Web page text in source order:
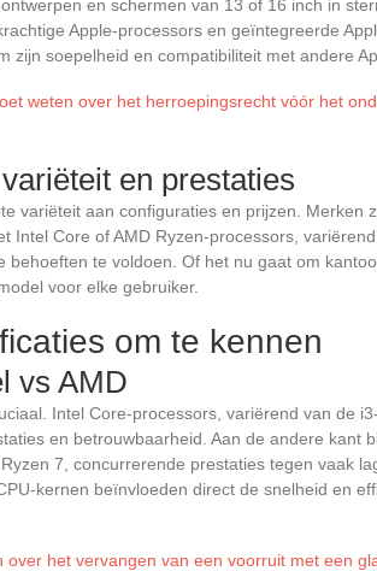
en schermen van 13 of 16 inch in
Apple-processors en geïntegreerde
zijn soepelheid en compatibiliteit met andere
weten over het herroepingsrecht vóór het
en prestaties
variëteit aan configuraties en prijzen. Merken
Intel Core of AMD Ryzen-processors,
behoeften te voldoen. Of het nu gaat om
voor elke gebruiker.
om te kennen
vs AMD
Intel Core-processors, variërend van de
en betrouwbaarheid. Aan de andere kant
7, concurrerende prestaties tegen vaak
kernen beïnvloeden direct de snelheid en
over het vervangen van een voorruit met een